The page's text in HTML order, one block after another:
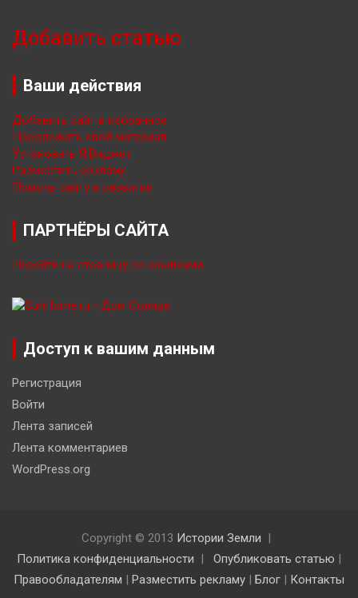
Добавить статью
Ваши действия
Добавить сайт в избранное
Предложить свой материал
Установить Я.Виджет
Разместить рекламу
Помочь сайту в развитии
ПАРТНЁРЫ САЙТА
Перейти на страницу со ссылками
Доступ к вашим данным
Регистрация
Войти
Лента записей
Лента комментариев
WordPress.org
Copyright © 2013 Истории Земли
Политика конфиденциальности
Опубликовать статью |
Правообладателям | Разместить рекламу | Блог | Контакты